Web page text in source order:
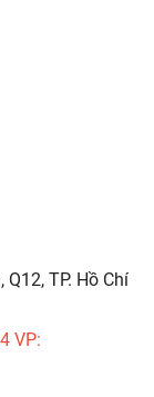
TP. Hồ Chí
VP: